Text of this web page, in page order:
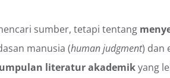
sumber, tetapi tentang
manusia (human judgment) dan
literatur akademikyang